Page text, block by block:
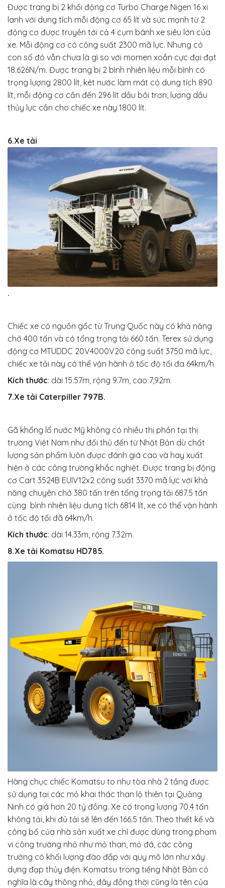
Được trang bị 2 khối động cơ Turbo Charge Nigen 16 xi
lanh với dung tích mỗi động cơ 65 lít và sức mạnh từ 2
động cơ được truyền tới cả 4 cụm bánh xe siêu lớn của
xe. Mỗi động cơ có công suất 2300 mã lực. Nhưng có
con số đó vẫn chưa là gì so với momen xoắn cực đại đạt
18.626N/m. Được trang bị 2 bình nhiên liệu mỗi bình có
trọng lượng 2800 lít, két nước làm mát có dung tích 890
lít, mỗi động cơ cần đến 296 lít dầu bôi trơn, lượng dầu
thủy lực cần cho chiếc xe này 1800 lít.
6.Xe tải
.
Chiếc xe có nguồn gốc từ Trung Quốc này có khả năng
chở 400 tấn và có tổng trọng tải 660 tấn. Terex sử dụng
động cơ MTUDDC 20V4000V20 công suất 3750 mã lực,
chiếc xe tải này có thể vận hành ở tốc độ tối đa 64km/h.
Kích thước: dài 15.57m, rộng 9.7m, cao 7,92m.
7.Xe tải Caterpiller 797B.
Gã khổng lổ nước Mỹ không có nhiều thị phần tại thị
trường Việt Nam như đối thủ đến từ Nhật Bản dù chất
lượng sản phẩm luôn được đánh giá cao và hay xuất
hiện ở các công trường khắc nghiệt. Được trang bị động
cơ Cart 3524B EUIV12x2 công suất 3370 mã lực với khả
năng chuyên chở 380 tấn trên tổng trọng tải 687.5 tấn
cùng bình nhiên liệu dung tích 6814 lít, xe có thể vận hành
ở tốc độ tối đã 64km/h.
Kích thước: dài 14.33m, rộng 7.32m.
8.Xe tải Komatsu HD785.
Hàng chục chiếc Komatsu to như tòa nhà 2 tầng được
sử dụng tại các mỏ khai thác than lộ thiên tại Quảng
Ninh có giá hơn 20 tỷ đồng. Xe có trọng lượng 70.4 tấn
không tải, khi đủ tải sẽ lên đến 166.5 tấn. Theo thiết kế và
công bố của nhà sản xuất xe chỉ được dùng trong phạm
vi công trường nhỏ như mỏ than, mỏ đá, các công
trường có khối lượng đào đắp với quy mô lớn như xây
dựng đạp thủy điện. Komatsu trong tiếng Nhật Bản có
nghĩa là cây thông nhỏ, đây đồng thời cũng là tên của